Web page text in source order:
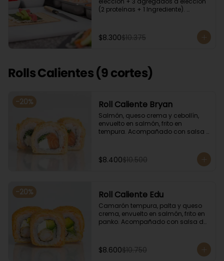
(2 proteínas + 1 Ingrediente).
$8.300$10.375
Rolls Calientes (9 cortes)
-20% Roll Caliente Bryan
Salmón, queso crema y cebollín,
envuelto en salmón, frito en
tempura. Acompañado con salsa
$8.400$10.500
-20% Roll Caliente Edu
Camarón tempura, palta y queso
crema, envuelto en salmón, frito en
panko. Acompañado con salsa de
$8.600$10.750